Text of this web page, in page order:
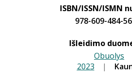
ISBN/ISSN/ISMN
978-609-484-
Išleidimo
Obuolys
2023 |